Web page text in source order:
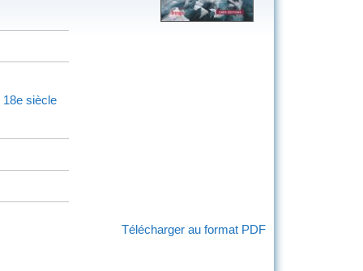
18e siècle
Télécharger au format PDF